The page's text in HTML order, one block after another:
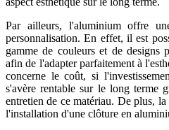
Par ailleurs, l'aluminium offre
personnalisation. En effet, il est
gamme de couleurs et de designs
afin de l'adapter parfaitement à
concerne le coût, si
s'avère rentable sur le long terme
entretien de ce matériau. De plus,
l'installation d'une clôture en